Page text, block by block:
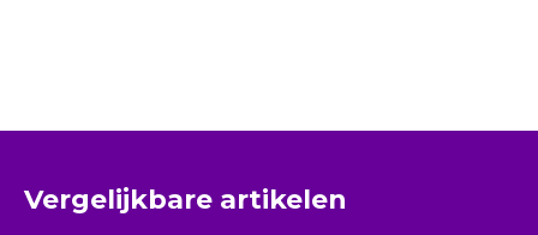
Vergelijkbare artikelen